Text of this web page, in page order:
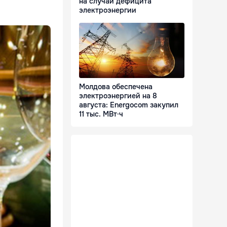
электроэнергии
Молдова обеспечена
электроэнергией на 8
августа: Energocom закупил
11 тыс. МВт·ч